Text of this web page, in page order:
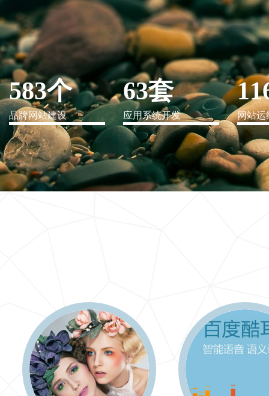
IT行业解决方案
信息爆炸时代，信息传递是否做到更新、更全、更
快
583个
品牌网站建设
63套
应用系统开发 网站运